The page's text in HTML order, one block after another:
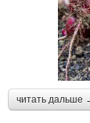
читать дальше